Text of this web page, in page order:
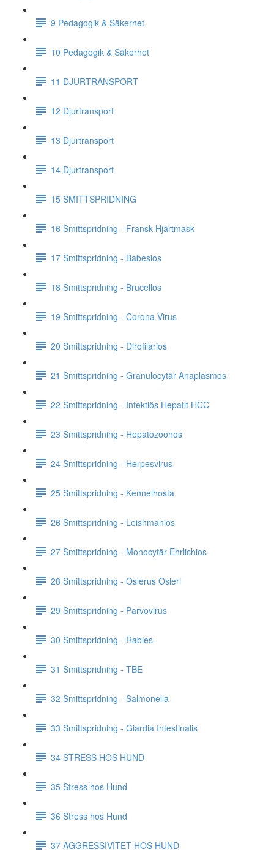
9 Pedagogik & Säkerhet
10 Pedagogik & Säkerhet
11 DJURTRANSPORT
12 Djurtransport
13 Djurtransport
14 Djurtransport
15 SMITTSPRIDNING
16 Smittspridning - Fransk Hjärtmask
17 Smittspridning - Babesios
18 Smittspridning - Brucellos
19 Smittspridning - Corona Virus
20 Smittspridning - Dirofilarios
21 Smittspridning - Granulocytär Anaplasmos
22 Smittspridning - Infektiös Hepatit HCC
23 Smittspridning - Hepatozoonos
24 Smittspridning - Herpesvirus
25 Smittspridning - Kennelhosta
26 Smittspridning - Leishmanios
27 Smittspridning - Monocytär Ehrlichios
28 Smittspridning - Oslerus Osleri
29 Smittspridning - Parvovirus
30 Smittspridning - Rabies
31 Smittspridning - TBE
32 Smittspridning - Salmonella
33 Smittspridning - Giardia Intestinalis
34 STRESS HOS HUND
35 Stress hos Hund
36 Stress hos Hund
37 AGGRESSIVITET HOS HUND